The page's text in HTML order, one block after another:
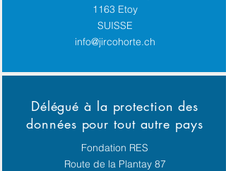
1163 Etoy
SUISSE
info@jircohorte.ch
Délégué à la protection des
données pour tout autre pays
Fondation RES
Route de la Plantay 87